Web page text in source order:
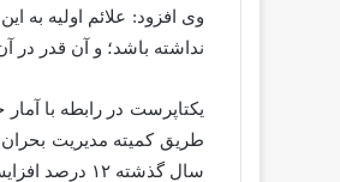
وی افزود: علائم اولیه
نداشته باشد؛ و آن قدر در
سال گذشته ۱۲ درصد افزایش آمار داشته ایم؛ یعنی موفق شده ایم یک مقدار این فرآیند را کنترل کنیم.